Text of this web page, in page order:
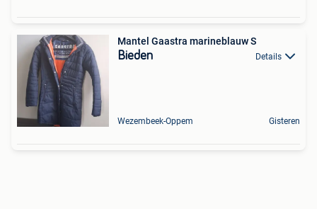
Mantel Gaastra marineblauw S
Bieden Details
Wezembeek-Oppem Gisteren